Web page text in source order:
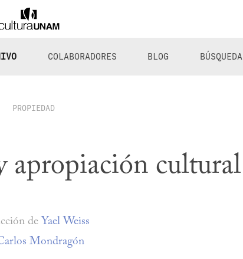
COLABORADORES BLOG BÚSQUEDA
PROPIEDAD
apropiación cultural
de Yael Weiss
Mondragón